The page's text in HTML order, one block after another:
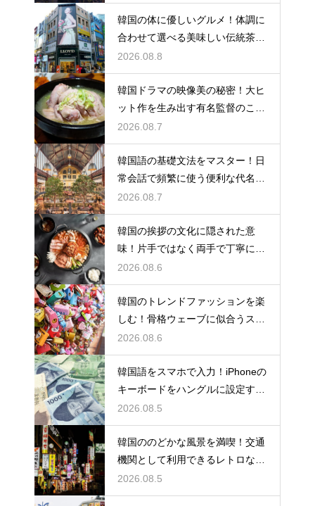
韓国の体に優しいグルメ！体調に
合わせて選べる美味しい伝統茶の
驚きの効能
2026.08.8
韓国ドラマの映像美の秘密！大ヒ
ット作を生み出す有名監督のこだ
わりの特徴
2026.08.7
韓国語の基礎文法をマスター！日
常会話で頻繁に使う便利な代名詞
の一覧
2026.08.7
韓国の挨拶の文化に隠された意
味！片手ではなく両手で丁寧に握
手する理由
2026.08.6
韓国のトレンドファッションを楽
しむ！骨格ウェーブに似合うスタ
イルの特徴
2026.08.6
韓国語をスマホで入力！iPhoneの
キーボードをハングルに設定する
手順
2026.08.5
韓国ののどかな風景を満喫！交通
機関として利用できるレトロな観
光の馬車
2026.08.5